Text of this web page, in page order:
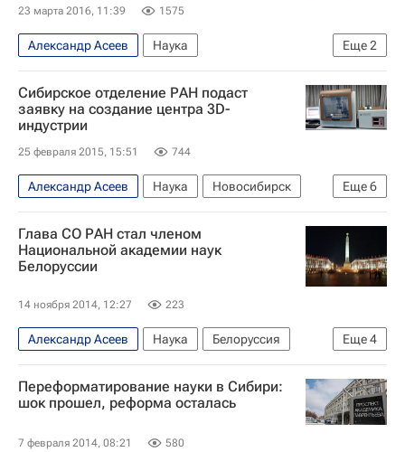
23 марта 2016, 11:39 1575
Еще2
Александр Асеев
Наука
Российская академия наук
Россия
Сибирское отделение РАН подаст
заявку на создание центра 3D-
индустрии
25 февраля 2015, 15:51 744
Еще6
Александр Асеев Наука
Новосибирск
Новосибирская область
Весь мир
Европа
Сибирский ФО
Фонд перспективных исследований
Глава СО РАН стал членом
Национальной академии наук
Белоруссии
14 ноября 2014, 12:27 223
Еще4
Александр Асеев Наука
Белоруссия
Весь мир
Европа
Михаил Мясникович
Россия
Переформатирование науки в Сибири:
шок прошел, реформа осталась
7 февраля 2014, 08:21 580